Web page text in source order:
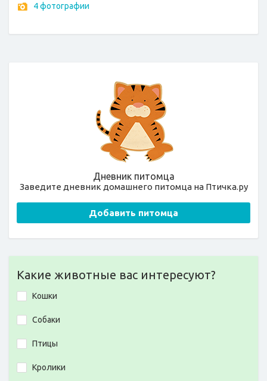
4 фотографии
Дневник питомца
Заведите дневник домашнего питомца на Птичка.ру
Добавить питомца
Какие животные вас интересуют?
Кошки
Собаки
Птицы
Кролики